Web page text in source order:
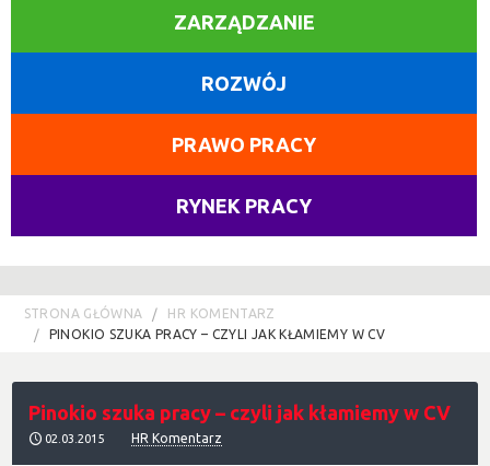
ZARZĄDZANIE
ROZWÓJ
PRAWO PRACY
RYNEK PRACY
STRONA GŁÓWNA
HR KOMENTARZ
PINOKIO SZUKA PRACY – CZYLI JAK KŁAMIEMY W CV
Pinokio szuka pracy – czyli jak kłamiemy w CV
02.03.2015 HR Komentarz